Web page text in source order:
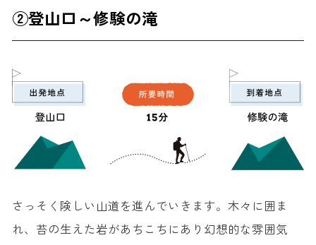
②登山口～修験の滝
さっそく険しい山道を進んでいきます。木々に囲ま
れ、苔の生えた岩があちこちにあり幻想的な雰囲気